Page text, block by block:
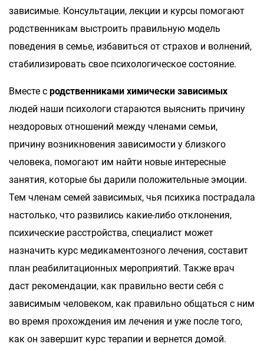
зависимые. Консультации, лекции и курсы помогают
родственникам выстроить правильную модель
поведения в семье, избавиться от страхов и волнений,
стабилизировать свое психологическое состояние.
Вместе с родственниками химически зависимых
людей наши психологи стараются выяснить причину
нездоровых отношений между членами семьи,
причину возникновения зависимости у близкого
человека, помогают им найти новые интересные
занятия, которые бы дарили положительные эмоции.
Тем членам семей зависимых, чья психика пострадала
настолько, что развились какие-либо отклонения,
психические расстройства, специалист может
назначить курс медикаментозного лечения, составит
план реабилитационных мероприятий. Также врач
даст рекомендации, как правильно вести себя с
зависимым человеком, как правильно общаться с ним
во время прохождения им лечения и уже после того,
как он завершит курс терапии и вернется домой.